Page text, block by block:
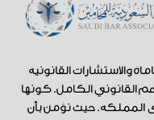
والاستشارات القانونية
القانوني الكامل. كونها
المملكة. حيث نؤمن بأن